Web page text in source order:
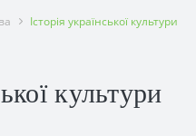
Історія української культури
культури